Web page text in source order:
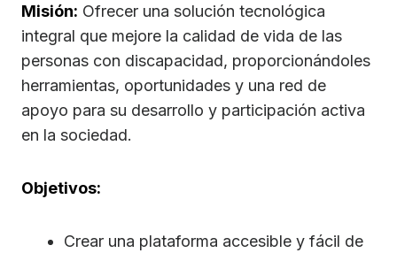
Misión: Ofrecer una solución tecnológica
integral que mejore la calidad de vida de las
personas con discapacidad, proporcionándoles
herramientas, oportunidades y una red de
apoyo para su desarrollo y participación activa
en la sociedad.
Objetivos:
Crear una plataforma accesible y fácil de